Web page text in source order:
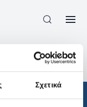
Σχετικά
/